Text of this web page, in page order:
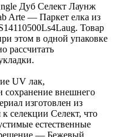
Дуб Селект Лаунж
Arte — Паркет елка из
Товар
этом в одной упаковке
рассчитать
UV лак,
сохранение внешнего
изготовлен из
селекции Селект, что
естественные
— Бежевый,